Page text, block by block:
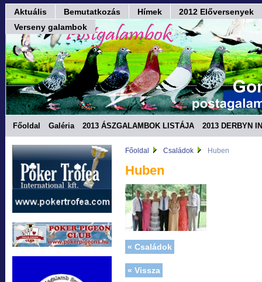
Aktuális Bemutatkozás Hímek
2012 Előversenyek
Verseny galambok
Főoldal Galéria 2013 ÁSZGALAMBOK LISTÁJA
2013 DERBYN
Főoldal Családok Huben
Huben
« Családok
« Vissza